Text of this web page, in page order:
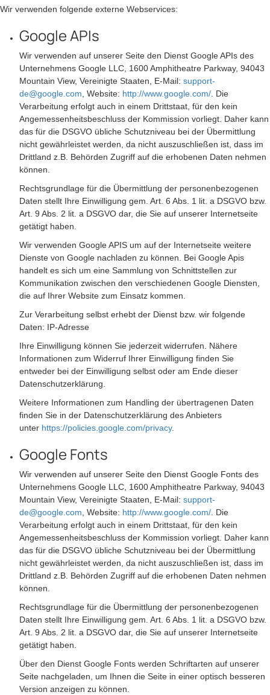
Wir verwenden folgende externe Webservices:
Google APIs
Wir verwenden auf unserer Seite den Dienst Google APIs des
Unternehmens Google LLC, 1600 Amphitheatre Parkway, 94043
Mountain View, Vereinigte Staaten, E-Mail: support-
de@google.com , Website: http://www.google.com/ . Die
Verarbeitung erfolgt auch in einem Drittstaat, für den kein
Angemessenheitsbeschluss der Kommission vorliegt. Daher kann
das für die DSGVO übliche Schutzniveau bei der Übermittlung
nicht gewährleistet werden, da nicht auszuschließen ist, dass im
Drittland z.B. Behörden Zugriff auf die erhobenen Daten nehmen
können.
Rechtsgrundlage für die Übermittlung der personenbezogenen
Daten stellt Ihre Einwilligung gem. Art. 6 Abs. 1 lit. a DSGVO bzw.
Art. 9 Abs. 2 lit. a DSGVO dar, die Sie auf unserer Internetseite
getätigt haben.
Wir verwenden Google APIS um auf der Internetseite weitere
Dienste von Google nachladen zu können. Bei Google Apis
handelt es sich um eine Sammlung von Schnittstellen zur
Kommunikation zwischen den verschiedenen Google Diensten,
die auf Ihrer Website zum Einsatz kommen.
Zur Verarbeitung selbst erhebt der Dienst bzw. wir folgende
Daten: IP-Adresse
Ihre Einwilligung können Sie jederzeit widerrufen. Nähere
Informationen zum Widerruf Ihrer Einwilligung finden Sie
entweder bei der Einwilligung selbst oder am Ende dieser
Datenschutzerklärung.
Weitere Informationen zum Handling der übertragenen Daten
finden Sie in der Datenschutzerklärung des Anbieters
unter https://policies.google.com/privacy.
Google Fonts
Wir verwenden auf unserer Seite den Dienst Google Fonts des
Unternehmens Google LLC, 1600 Amphitheatre Parkway, 94043
Mountain View, Vereinigte Staaten, E-Mail: support-
de@google.com , Website: http://www.google.com/ . Die
Verarbeitung erfolgt auch in einem Drittstaat, für den kein
Angemessenheitsbeschluss der Kommission vorliegt. Daher kann
das für die DSGVO übliche Schutzniveau bei der Übermittlung
nicht gewährleistet werden, da nicht auszuschließen ist, dass im
Drittland z.B. Behörden Zugriff auf die erhobenen Daten nehmen
können.
Rechtsgrundlage für die Übermittlung der personenbezogenen
Daten stellt Ihre Einwilligung gem. Art. 6 Abs. 1 lit. a DSGVO bzw.
Art. 9 Abs. 2 lit. a DSGVO dar, die Sie auf unserer Internetseite
getätigt haben.
Über den Dienst Google Fonts werden Schriftarten auf unserer
Seite nachgeladen, um Ihnen die Seite in einer optisch besseren
Version anzeigen zu können.